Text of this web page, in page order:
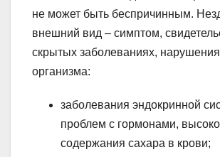
не может быть беспричинным.
внешний вид – симптом,
скрытых заболеваниях,
организма:
заболевания эндокринной
проблем с гормонами,
содержания сахара в крови;